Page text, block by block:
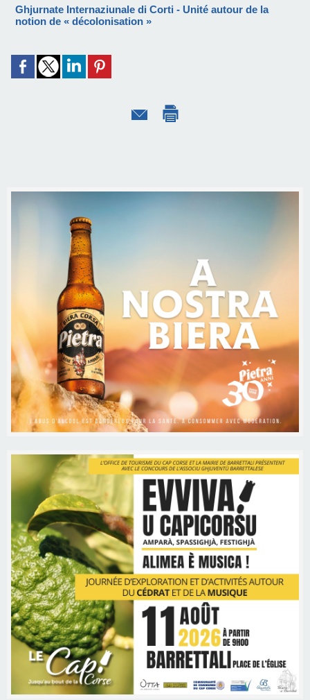
Ghjurnate Internaziunale di Corti - Unité autour de la
notion de « décolonisation »